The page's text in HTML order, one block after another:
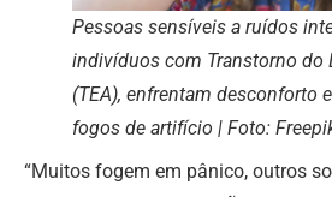
Pessoas sensíveis a ruídos
indivíduos com Transtorno do
(TEA), enfrentam desconforto
fogos de artifício | Foto:
“Muitos fogem em pânico, outros